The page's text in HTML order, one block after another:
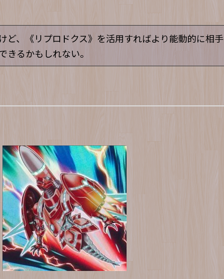
ど、《リプロドクス》を活用すればより能動的に相手
きるかもしれない。